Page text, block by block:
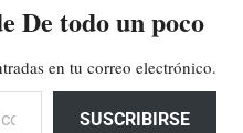
De todo un poco
en tu correo electrónico.
SUSCRIBIRSE